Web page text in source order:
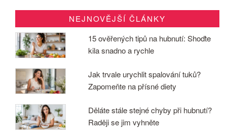
NEJNOVĚJŠÍ ČLÁNKY
15 ověřených tipů na hubnutí: Shoďte
kila snadno a rychle
Jak trvale urychlit spalování tuků?
Zapomeňte na přísné diety
Děláte stále stejné chyby při hubnutí?
Raději se jim vyhněte